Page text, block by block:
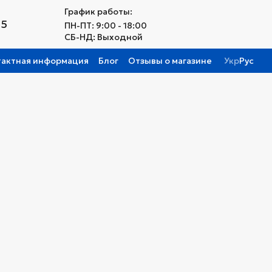
График работы:
ПН-ПТ: 9:00 - 18:00
СБ-НД: Выходной
информация Блог Отзывы о магазине УкрРус